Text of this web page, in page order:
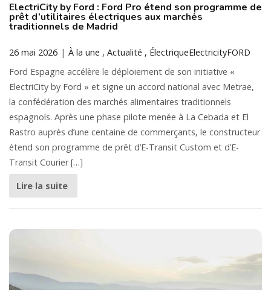
ElectriCity by Ford : Ford Pro étend son programme de
prêt d’utilitaires électriques aux marchés
traditionnels de Madrid
26 mai 2026 À la une Actualité ÉlectriqueElectricityFORD
Ford Espagne accélère le déploiement de son initiative «
ElectriCity by Ford » et signe un accord national avec Metrae,
la confédération des marchés alimentaires traditionnels
espagnols. Après une phase pilote menée à La Cebada et El
Rastro auprès d’une centaine de commerçants, le constructeur
étend son programme de prêt d’E-Transit Custom et d’E-
Transit Courier […]
Lire la suite